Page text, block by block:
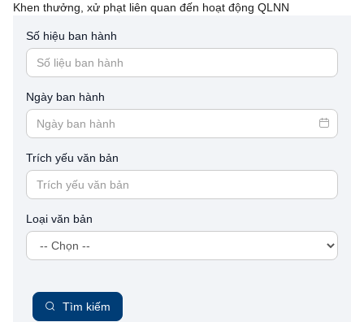
Khen thưởng, xử phạt liên quan đến hoạt động QLNN
Số hiệu ban hành
Ngày ban hành
Trích yếu văn bản
Loại văn bản
Tìm kiếm